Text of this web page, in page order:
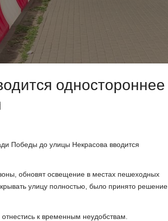
одностороннее
Победы до улицы Некрасова вводится
обновят освещение в местах пешеходных
улицу полностью, было принято решение
к временным неудобствам.